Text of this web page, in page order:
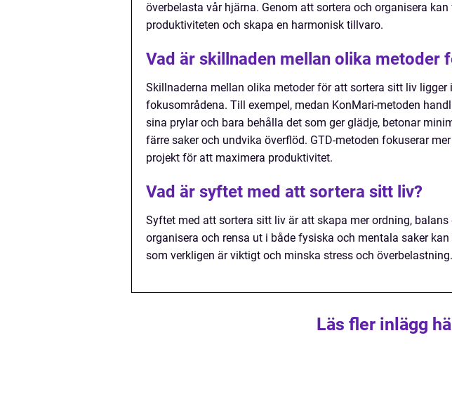
överbelasta vår hjärna. Genom att sortera och organisera
produktiviteten och skapa en harmonisk tillvaro.
Vad är skillnaden mellan olika metoder
Skillnaderna mellan olika metoder för att sortera sitt liv
fokusområdena. Till exempel, medan KonMari-metoden
sina prylar och bara behålla det som ger glädje, betonar
färre saker och undvika överflöd. GTD-metoden fokuserar
projekt för att maximera produktivitet.
Vad är syftet med att sortera sitt liv?
Syftet med att sortera sitt liv är att skapa mer ordning,
organisera och rensa ut i både fysiska och mentala saker
som verkligen är viktigt och minska stress och överbelastning.
Läs fler inlägg